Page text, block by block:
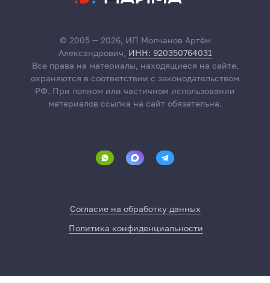
Согласие на обработку данных
Политика конфиденциальности
© 2005 — 2026, ИП Молчанов Артём
Александрович, ИНН: 920350764031
Все права на материалы, находящиеся на сайте,
охраняются в соответствии с законодательством
РФ. При полном или частичном использовании
материалов ссылка на сайт обязательна.